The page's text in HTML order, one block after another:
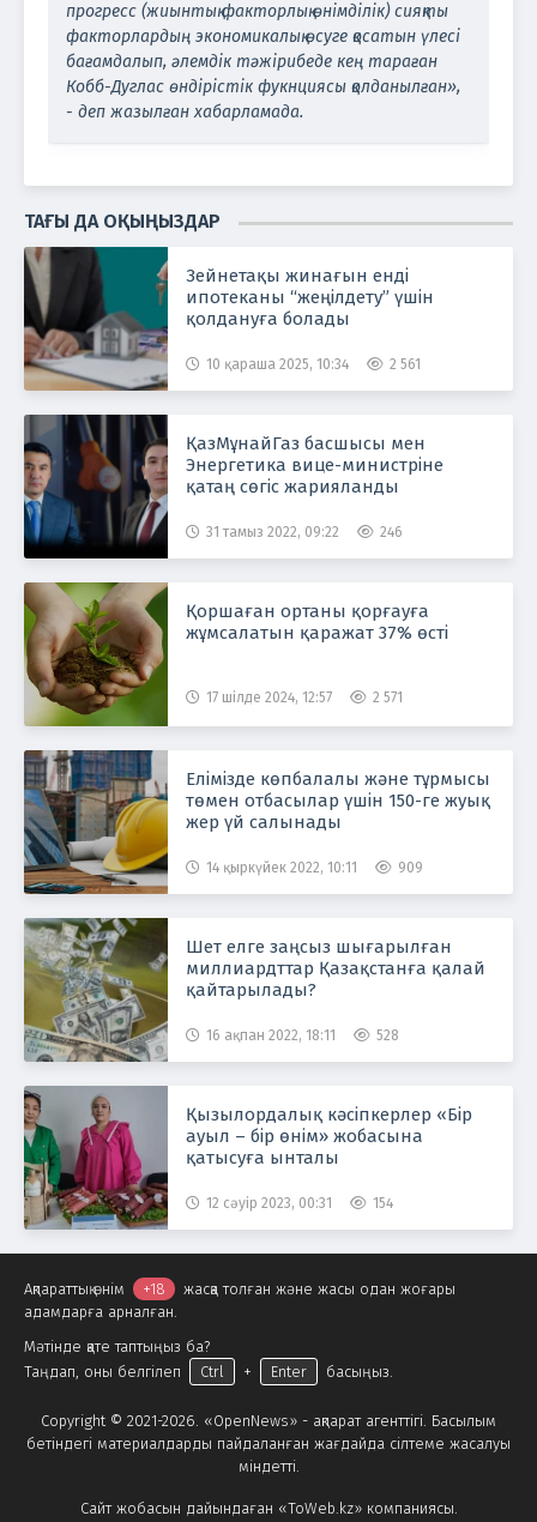
прогресс (жиынтық факторлық өнімділік) сияқты
факторлардың экономикалық өсуге қосатын үлесі
бағамдалып, әлемдік тәжірибеде кең тараған
Кобб-Дуглас өндірістік фукнциясы қолданылған»,
- деп жазылған хабарламада.
ТАҒЫ ДА ОҚЫҢЫЗДАР
Зейнетақы жинағын енді
ипотеканы “жеңілдету” үшін
қолдануға болады
10 қараша 2025, 10:34 2 561
ҚазМұнайГаз басшысы мен
Энергетика вице-министріне
қатаң сөгіс жарияланды
31 тамыз 2022, 09:22 246
Қоршаған ортаны қорғауға
жұмсалатын қаражат 37% өсті
17 шілде 2024, 12:57 2 571
Елімізде көпбалалы және тұрмысы
төмен отбасылар үшін 150-ге жуық
жер үй салынады
14 қыркүйек 2022, 10:11 909
Шет елге заңсыз шығарылған
миллиардттар Қазақстанға қалай
қайтарылады?
16 ақпан 2022, 18:11 528
Қызылордалық кәсіпкерлер «Бір
ауыл – бір өнім» жобасына
қатысуға ынталы
12 сәуір 2023, 00:31 154
Copyright © 2021-2026. «OpenNews» - ақпарат агенттігі. Басылым
бетіндегі материалдарды пайдаланған жағдайда сілтеме жасалуы
міндетті.
Сайт жобасын дайындаған «ToWeb.kz» компаниясы.
Ақпараттық өнім +18
жасқа толған және жасы одан жоғары
адамдарға арналған.
Мәтінде қате таптыңыз ба?
Таңдап, оны белгілеп
Ctrl + Enter басыңыз.